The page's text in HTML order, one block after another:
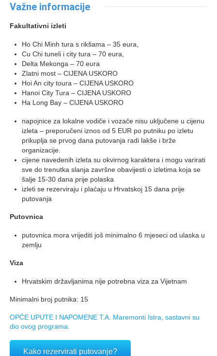
Važne informacije
Fakultativni izleti
Ho Chi Minh tura s rikšama – 35 eura,
Cu Chi tuneli i city tura – 70 eura,
Delta Mekonga – 70 eura
Zlatni most – CIJENA USKORO
Hoi An city toura – CIJENA USKORO
Hanoi City Tura – CIJENA USKORO
Ha Long Bay – CIJENA USKORO
napojnice za lokalne vodiče i vozače nisu uključene u cijenu
izleta – preporučeni iznos od 5 EUR po putniku po izletu
prikuplja se prvog dana putovanja radi lakše i brže
organizacije.
cijene navedenih izleta su okvirnog karaktera i mogu varirati
sve do trenutka slanja završne obavijesti o izletima koja se
šalje 15-30 dana prije polaska
izleti se rezerviraju i plaćaju u Hrvatskoj 15 dana prije
putovanja
Putovnica
putovnica mora vrijediti još minimalno 6 mjeseci od ulaska u
zemlju
Viza
Hrvatskim državljanima nije potrebna viza za Vijetnam
Minimalni broj putnika: 15
OPĆE UPUTE I NAPOMENE T.A. Maremonti Istra, sastavni su
dio ovog programa.
Kako rezervirati putovanje?